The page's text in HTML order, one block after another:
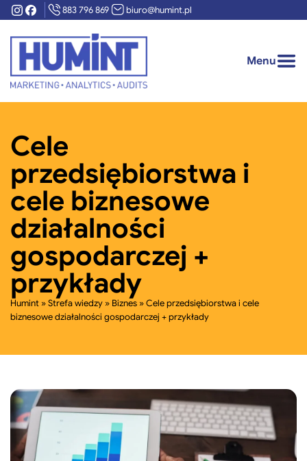
Instagram
Facebook883 796 869 biuro@humint.pl
Menu
Pokaż/ukryj
podmenu
Oferta
O nas
Case studies
Strefa wiedzy
Kontakt
Darmowa wycena
Cele
przedsiębiorstwa i
cele biznesowe
działalności
gospodarczej +
przykłady
Humint »Strefa wiedzy » Biznes »Cele przedsiębiorstwa i cele
biznesowe działalności gospodarczej + przykłady